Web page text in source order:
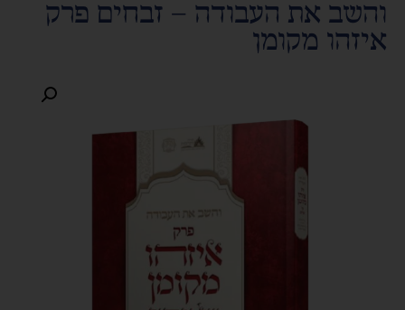
והשב את העבודה – זבחים פרק
איזהו מקומן